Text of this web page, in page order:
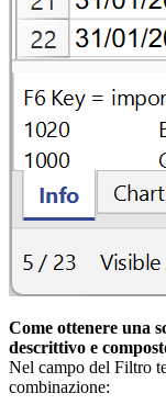
Come ottenere una
descrittivo e
Nel campo del Filtro
combinazione: